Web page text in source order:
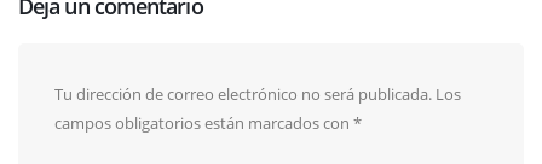
Deja un comentario
Tu dirección de correo electrónico no será publicada. Los
campos obligatorios están marcados con *